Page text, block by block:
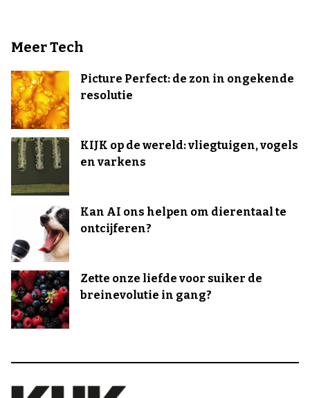
Meer Tech
Picture Perfect: de zon in ongekende
resolutie
KIJK op de wereld: vliegtuigen, vogels
en varkens
Kan AI ons helpen om dierentaal te
ontcijferen?
Zette onze liefde voor suiker de
breinevolutie in gang?